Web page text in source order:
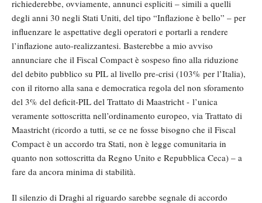
richiederebbe, ovviamente, annunci espliciti – simili a quelli
degli anni 30 negli Stati Uniti, del tipo “Inflazione è bello” – per
influenzare le aspettative degli operatori e portarli a rendere
l’inflazione auto-realizzantesi. Basterebbe a mio avviso
annunciare che il Fiscal Compact è sospeso fino alla riduzione
del debito pubblico su PIL al livello pre-crisi (103% per l’Italia),
con il ritorno alla sana e democratica regola del non sforamento
del 3% del deficit-PIL del Trattato di Maastricht - l’unica
veramente sottoscritta nell’ordinamento europeo, via Trattato di
Maastricht (ricordo a tutti, se ce ne fosse bisogno che il Fiscal
Compact è un accordo tra Stati, non è legge comunitaria in
quanto non sottoscritta da Regno Unito e Repubblica Ceca) – a
fare da ancora minima di stabilità.
Il silenzio di Draghi al riguardo sarebbe segnale di accordo